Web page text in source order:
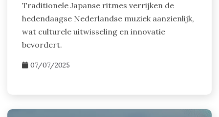
Traditionele Japanse ritmes verrijken de
hedendaagse Nederlandse muziek aanzienlijk,
wat culturele uitwisseling en innovatie
bevordert.
07/07/2025